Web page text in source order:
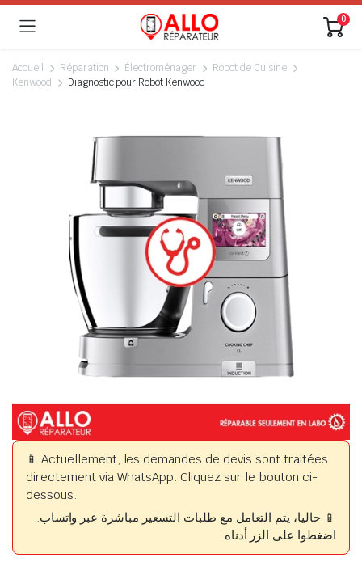
0
Accueil Réparation Électroménager
Robot de Cuisine
Kenwood
Diagnostic pour Robot Kenwood
📱 Actuellement, les demandes de devis sont traitées
directement via WhatsApp. Cliquez sur le bouton ci-
dessous.
📱 حاليا، يتم التعامل مع طلبات التسعير مباشرة عبر واتساب.
اضغطوا على الزر أدناه.